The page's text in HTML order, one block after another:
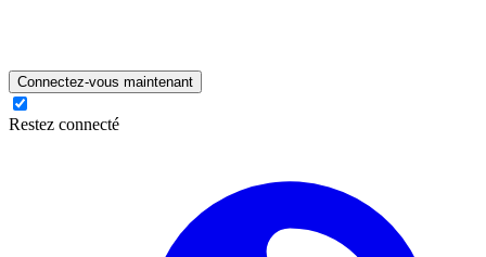
Connectez-vous maintenant
Restez connecté